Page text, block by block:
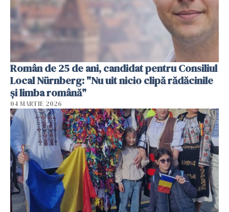
Român de 25 de ani, candidat pentru Consiliul
Local Nürnberg: "Nu uit nicio clipă rădăcinile
și limba română"
04 MARTIE 2026